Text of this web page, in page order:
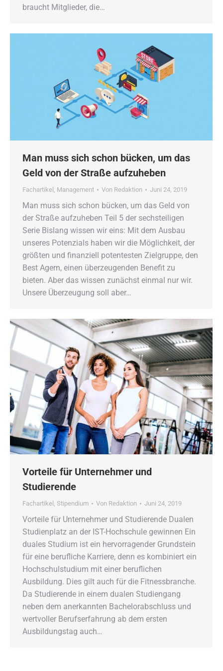
braucht Mitglieder, die…
Man muss sich schon bücken, um das
Geld von der Straße aufzuheben
Fachartikel , Management Von Redaktion Juni 24, 2019
Man muss sich schon bücken, um das Geld von
der Straße aufzuheben Teil 5 der sechsteiligen
Serie Bislang wissen wir eins: Mit dem Ausbau
unseres Potenzials haben wir die Möglichkeit, der
größten und finanziell potentesten Zielgruppe, den
Best Agern, einen überzeugenden Benefit zu
bieten. Aber das wissen zunächst einmal nur wir.
Unsere Überzeugung soll aber…
Vorteile für Unternehmer und
Studierende
Fachartikel Stipendium Von Redaktion Juni 24, 2019
Vorteile für Unternehmer und Studierende Dualen
Studienplatz an der IST-Hochschule gewinnen Ein
duales Studium ist ein hervorragender Grundstein
für eine berufliche Karriere, denn es kombiniert ein
Hochschulstudium mit einer beruflichen
Ausbildung. Dies gilt auch für die Fitnessbranche.
Da Studierende in einem dualen Studiengang
neben dem anerkannten Bachelorabschluss und
wertvoller Berufserfahrung ab dem ersten
Ausbildungstag auch…